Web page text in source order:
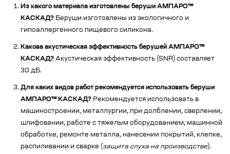
Из какого материала изготовлены беруши АМПАРО™
КАСКАД? Беруши изготовлены из экологичного и
гипоаллергенного пищевого силикона.
Какова акустическая эффективность берушей АМПАРО™
КАСКАД? Акустическая эффективность (SNR) составляет
30 дБ.
Для каких видов работ рекомендуется использовать беруши
АМПАРО™ КАСКАД? Рекомендуется использовать в
машиностроении, металлургии, при долблении, сверлении,
шлифовании, работе с тяжелым оборудованием, машинной
обработке, ремонте металла, нанесении покрытий, клепке,
распиливании и сварке (защита слуха на производстве).